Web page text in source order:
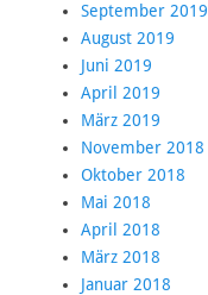
September 2019
August 2019
Juni 2019
April 2019
März 2019
November 2018
Oktober 2018
Mai 2018
April 2018
März 2018
Januar 2018